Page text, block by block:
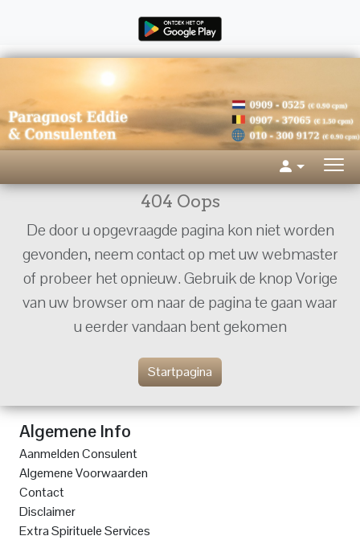
404 Oops
De door u opgevraagde pagina kon niet worden
gevonden, neem contact op met uw webmaster
of probeer het opnieuw. Gebruik de knop Vorige
van uw browser om naar de pagina te gaan waar
u eerder vandaan bent gekomen
Startpagina
Algemene Info
Aanmelden Consulent
Algemene Voorwaarden
Contact
Disclaimer
Extra Spirituele Services